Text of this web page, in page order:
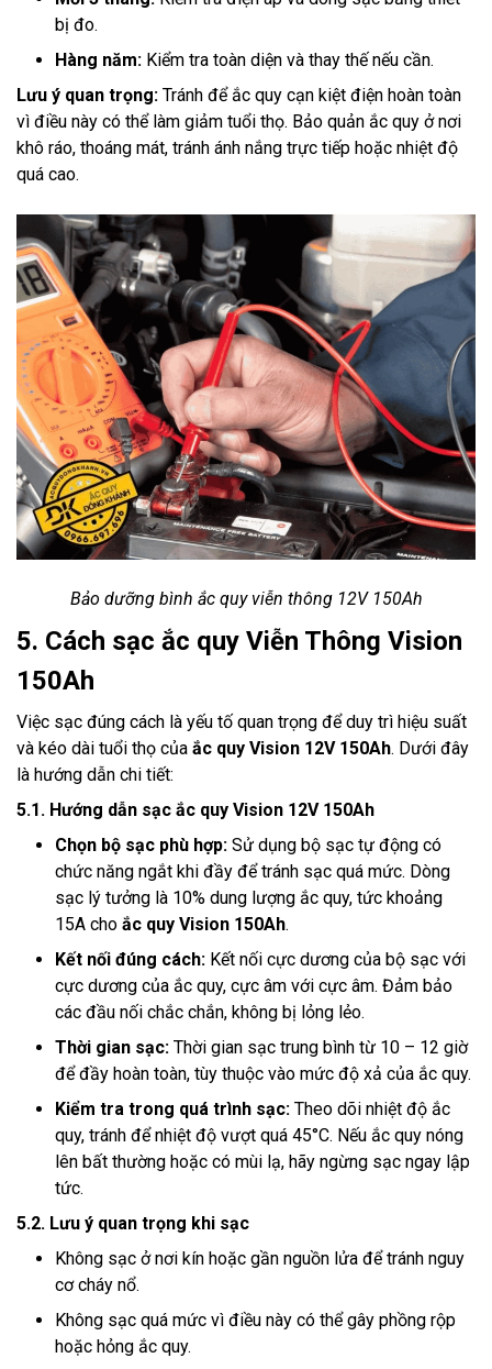
bị đo.
Hàng năm: Kiểm tra toàn diện và thay thế nếu cần.
Lưu ý quan trọng: Tránh để ắc quy cạn kiệt điện hoàn toàn
vì điều này có thể làm giảm tuổi thọ. Bảo quản ắc quy ở nơi
khô ráo, thoáng mát, tránh ánh nắng trực tiếp hoặc nhiệt độ
quá cao.
Bảo dưỡng bình ắc quy viễn thông 12V 150Ah
5. Cách sạc ắc quy Viễn Thông Vision
150Ah
Việc sạc đúng cách là yếu tố quan trọng để duy trì hiệu suất
và kéo dài tuổi thọ của ắc quy Vision 12V 150Ah. Dưới đây
là hướng dẫn chi tiết:
5.1. Hướng dẫn sạc ắc quy Vision 12V 150Ah
Chọn bộ sạc phù hợp: Sử dụng bộ sạc tự động có
chức năng ngắt khi đầy để tránh sạc quá mức. Dòng
sạc lý tưởng là 10% dung lượng ắc quy, tức khoảng
15A cho ắc quy Vision 150Ah.
Kết nối đúng cách: Kết nối cực dương của bộ sạc với
cực dương của ắc quy, cực âm với cực âm. Đảm bảo
các đầu nối chắc chắn, không bị lỏng lẻo.
Thời gian sạc: Thời gian sạc trung bình từ 10 – 12 giờ
để đầy hoàn toàn, tùy thuộc vào mức độ xả của ắc quy.
Kiểm tra trong quá trình sạc: Theo dõi nhiệt độ ắc
quy, tránh để nhiệt độ vượt quá 45°C. Nếu ắc quy nóng
lên bất thường hoặc có mùi lạ, hãy ngừng sạc ngay lập
tức.
5.2. Lưu ý quan trọng khi sạc
Không sạc ở nơi kín hoặc gần nguồn lửa để tránh nguy
cơ cháy nổ.
Không sạc quá mức vì điều này có thể gây phồng rộp
hoặc hỏng ắc quy.